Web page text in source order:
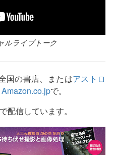
ルライブトーク
国の書店、またはアストロ
Amazon.co.jpで。
で配信しています。